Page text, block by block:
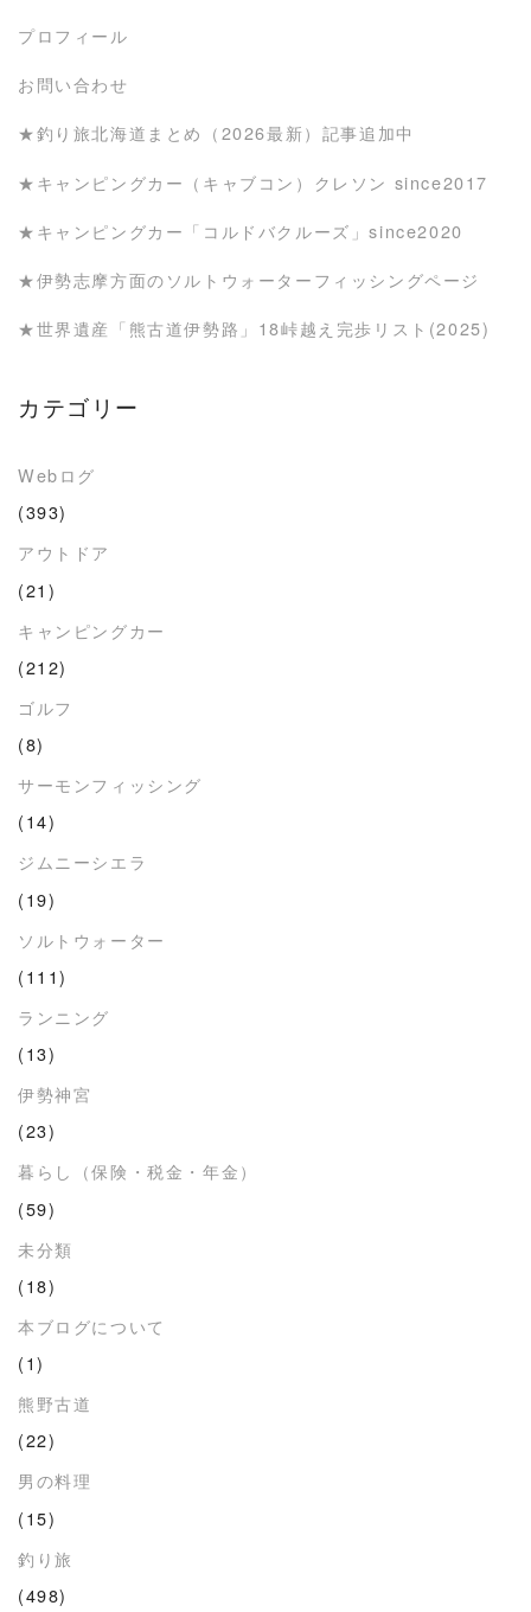
プロフィール
お問い合わせ
★釣り旅北海道まとめ（2026最新）記事追加中
★キャンピングカー（キャブコン）クレソン since2017
★キャンピングカー「コルドバクルーズ」since2020
★伊勢志摩方面のソルトウォーターフィッシングページ
★世界遺産「熊古道伊勢路」18峠越え完歩リスト(2025)
カテゴリー
Webログ
(393)
アウトドア
(21)
キャンピングカー
(212)
ゴルフ
(8)
サーモンフィッシング
(14)
ジムニーシエラ
(19)
ソルトウォーター
(111)
ランニング
(13)
伊勢神宮
(23)
暮らし（保険・税金・年金）
(59)
未分類
(18)
本ブログについて
(1)
熊野古道
(22)
男の料理
(15)
釣り旅
(498)